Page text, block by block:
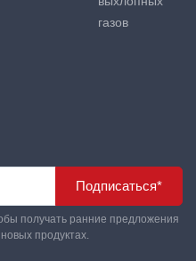
газов
Подписаться*
получать ранние предложения
продуктах.